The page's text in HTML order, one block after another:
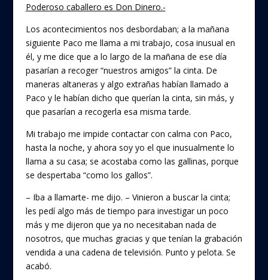
Poderoso caballero es Don Dinero.-
Los acontecimientos nos desbordaban; a la mañana
siguiente Paco me llama a mi trabajo, cosa inusual en
él, y me dice que a lo largo de la mañana de ese día
pasarían a recoger “nuestros amigos” la cinta. De
maneras altaneras y algo extrañas habían llamado a
Paco y le habían dicho que querían la cinta, sin más, y
que pasarían a recogerla esa misma tarde.
Mi trabajo me impide contactar con calma con Paco,
hasta la noche, y ahora soy yo el que inusualmente lo
llama a su casa; se acostaba como las gallinas, porque
se despertaba “como los gallos”.
– Iba a llamarte- me dijo. – Vinieron a buscar la cinta;
les pedí algo más de tiempo para investigar un poco
más y me dijeron que ya no necesitaban nada de
nosotros, que muchas gracias y que tenían la grabación
vendida a una cadena de televisión. Punto y pelota. Se
acabó.